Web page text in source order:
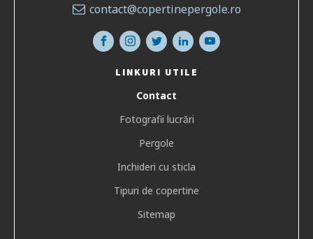
contact@copertinepergole.ro
LINKURI UTILE
Contact
Fotografii lucrări
Pergole
Inchideri cu sticla
Tipuri de copertine
Sitemap